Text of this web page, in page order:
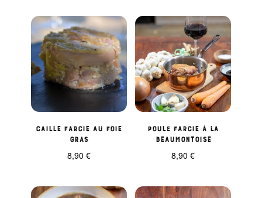
Caille farcie au foie
gras
8,90 €
Poule farcie à la
beaumontoise
8,90€